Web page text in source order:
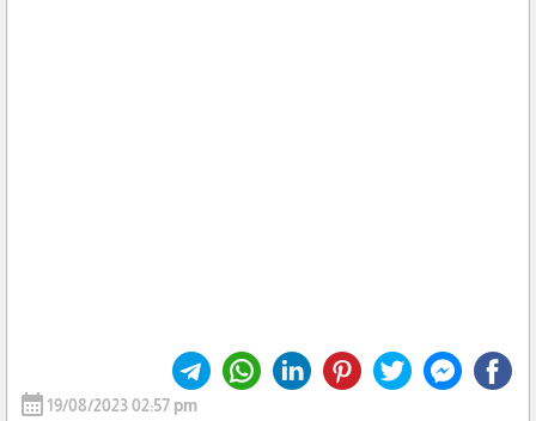
calendar_month 19/08/2023 02:57 pm